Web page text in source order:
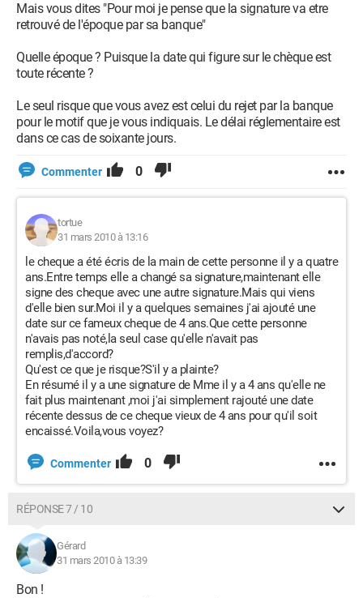
Mais vous dites "Pour moi je pense que la signature va etre
retrouvé de l'époque par sa banque"
Quelle époque ? Puisque la date qui figure sur le chèque est
toute récente ?
Le seul risque que vous avez est celui du rejet par la banque
pour le motif que je vous indiquais. Le délai réglementaire est
dans ce cas de soixante jours.
Commenter 0
tortue
31 mars 2010 à 13:16
le cheque a été écris de la main de cette personne il y a quatre
ans.Entre temps elle a changé sa signature,maintenant elle
signe des cheque avec une autre signature.Mais qui viens
d'elle bien sur.Moi il y a quelques semaines j'ai ajouté une
date sur ce fameux cheque de 4 ans.Que cette personne
n'avais pas noté,la seul case qu'elle n'avait pas
remplis,d'accord?
Qu'est ce que je risque?S'il y a plainte?
En résumé il y a une signature de Mme il y a 4 ans qu'elle ne
fait plus maintenant ,moi j'ai simplement rajouté une date
récente dessus de ce cheque vieux de 4 ans pour qu'il soit
encaissé.Voila,vous voyez?
Commenter 0
RÉPONSE 7 / 10
Gérard
31 mars 2010 à 13:39
Bon !